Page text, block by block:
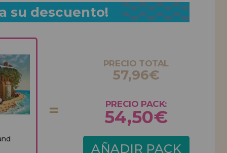
su descuento!
PRECIO TOTAL
57,96€
PRECIO PACK:
54,50€
AÑADIR PACK